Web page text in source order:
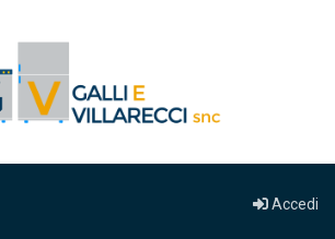
Accedi